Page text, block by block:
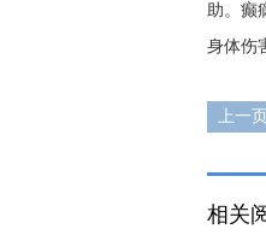
助。癫
身体伤
上一页
相关